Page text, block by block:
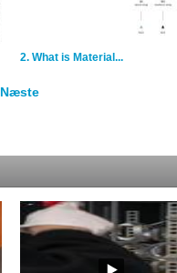
2. What is Material...
Næste